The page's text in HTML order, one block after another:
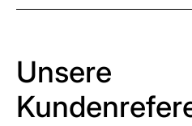
Unsere